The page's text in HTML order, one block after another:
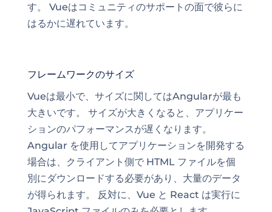
す。 Vueはコミュニティのサポートの面で彼らに
はるかに遅れています。
フレームワークのサイズ
Vueは最小で、サイズに関してはAngularが最も
大きいです。 サイズが大きくなると、アプリケー
ションのパフォーマンスが遅くなります。
Angular を使用してアプリケーションを開発する
場合は、クライアント側で HTML ファイルを個
別にダウンロードする必要があり、大量のデータ
が得られます。 反対に、Vue と React は実行に